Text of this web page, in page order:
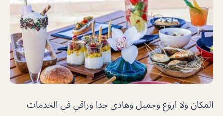
المكان ولا اروع وجميل وهادى جدا وراقي في الخدمات